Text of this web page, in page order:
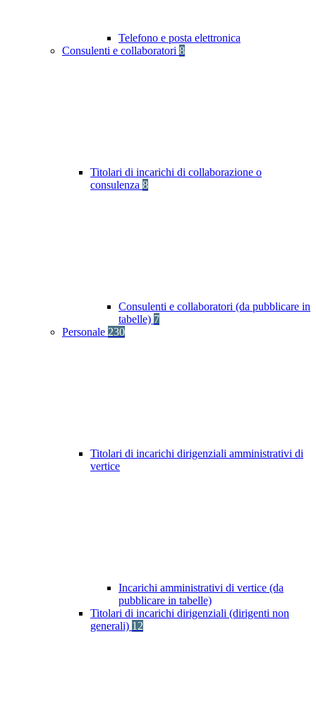
Telefono e posta elettronica
Consulenti e collaboratori 8
Titolari di incarichi di collaborazione o
consulenza 8
Consulenti e collaboratori (da pubblicare in
tabelle) 7
Personale 230
Titolari di incarichi dirigenziali amministrativi di
vertice
Incarichi amministrativi di vertice (da
pubblicare in tabelle)
Titolari di incarichi dirigenziali (dirigenti non
generali) 12